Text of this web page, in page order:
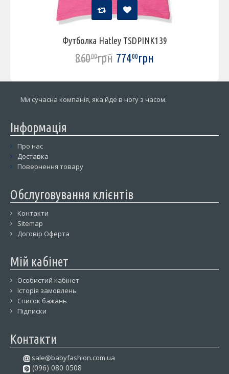
Футболка Hatley TSDPINK139
86000грн 77400грн
Ми сучасна компанія, яка йде в ногу з часом.
Інформація
Про нас
Доставка
Повернення товару
Обслуговування клієнтів
Контакти
Sitemap
Договір Оферта
Мій кабінет
Особистий кабінет
Історія замовлень
Список бажань
Підписки
Контакти
sale@babyfashion.com.ua
(096) 080 0508